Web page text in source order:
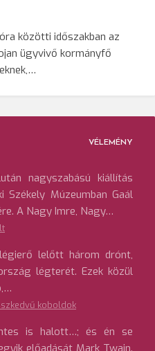
közötti időszakban az
ügyvivő kormányfő
VÉLEMÉNY
nagyszabású kiállítás
Székely Múzeumban Gaál
A Nagy Imre, Nagy…
lelőtt három drónt,
légterét. Ezek közül
koboldok
is halott…; és én se